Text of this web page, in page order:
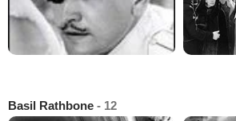
Basil Rathbone - 12